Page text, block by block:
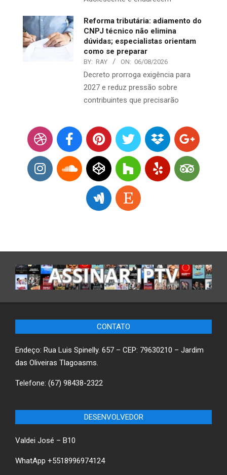
Reforma tributária: adiamento do
CNPJ técnico não elimina
dúvidas; especialistas orientam
como se preparar
BY: RAY ON: 06/08/2026
Decreto prorroga exigência para
2027 e reduz pressão sobre
contribuintes que precisarão
CONTATO
Endeço: Rua Luis Spinelly. 657 – CEP: 79630210 – Jardim
das Oliveiras Tlagoasms.
Telefone: (67) 98438-2322
DESENVOLVEDOR
Valdei José – B10
WhatApp +5518996974124